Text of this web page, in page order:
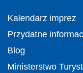
Kalendarz imprez
Przydatne
Blog
Ministerstwo